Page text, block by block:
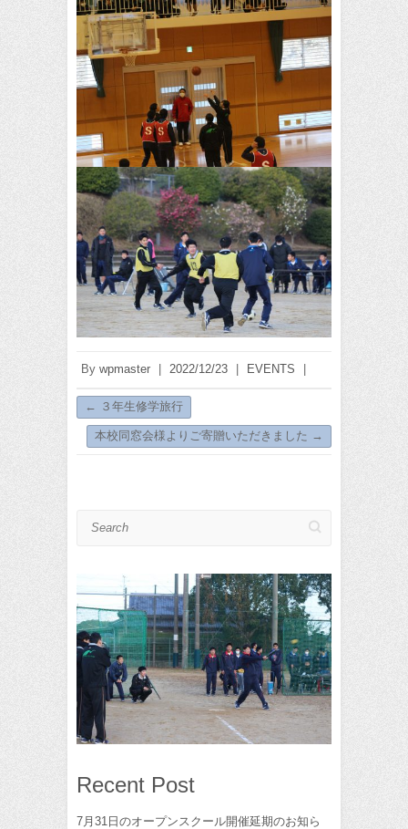
By wpmaster 2022/12/23 EVENTS
← ３年生修学旅行
本校同窓会様よりご寄贈いただきました →
Recent Post
7月31日のオープンスクール開催延期のお知ら